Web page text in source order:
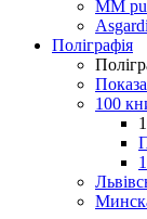
MM
Поліграфія
100
1